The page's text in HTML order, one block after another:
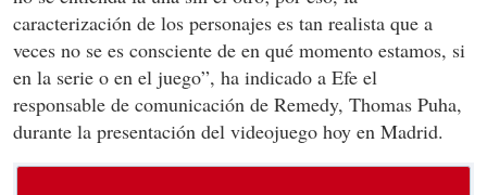
caracterización de los personajes es tan realista que a
veces no se es consciente de en qué momento estamos, si
en la serie o en el juego”, ha indicado a Efe el
responsable de comunicación de Remedy, Thomas Puha,
durante la presentación del videojuego hoy en Madrid.